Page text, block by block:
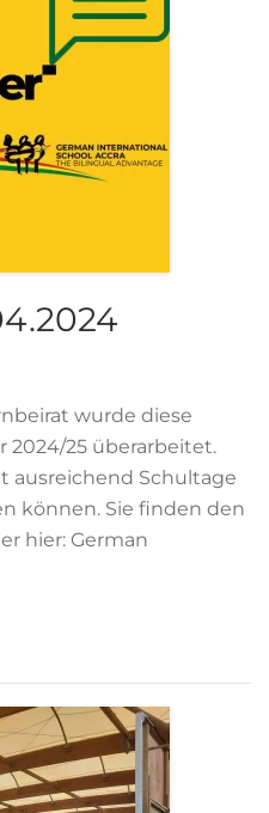
wurde diese
2024/25 überarbeitet.
ausreichend Schultage
können. Sie finden den
hier: German